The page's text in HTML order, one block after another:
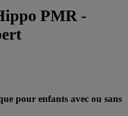
PMR -
pour enfants avec ou sans